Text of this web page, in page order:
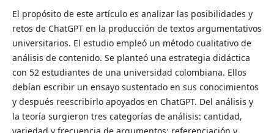
El propósito de este artículo es analizar las posibilidades y
retos de ChatGPT en la producción de textos argumentativos
universitarios. El estudio empleó un método cualitativo de
análisis de contenido. Se planteó una estrategia didáctica
con 52 estudiantes de una universidad colombiana. Ellos
debían escribir un ensayo sustentado en sus conocimientos
y después reescribirlo apoyados en ChatGPT. Del análisis y
la teoría surgieron tres categorías de análisis: cantidad,
variedad y frecuencia de argumentos; referenciación y